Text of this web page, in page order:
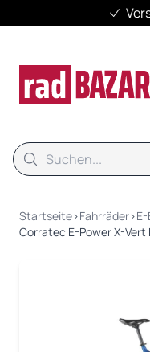
Suche
Startseite›Fahrräder›
Corratec E-Power X-Vert